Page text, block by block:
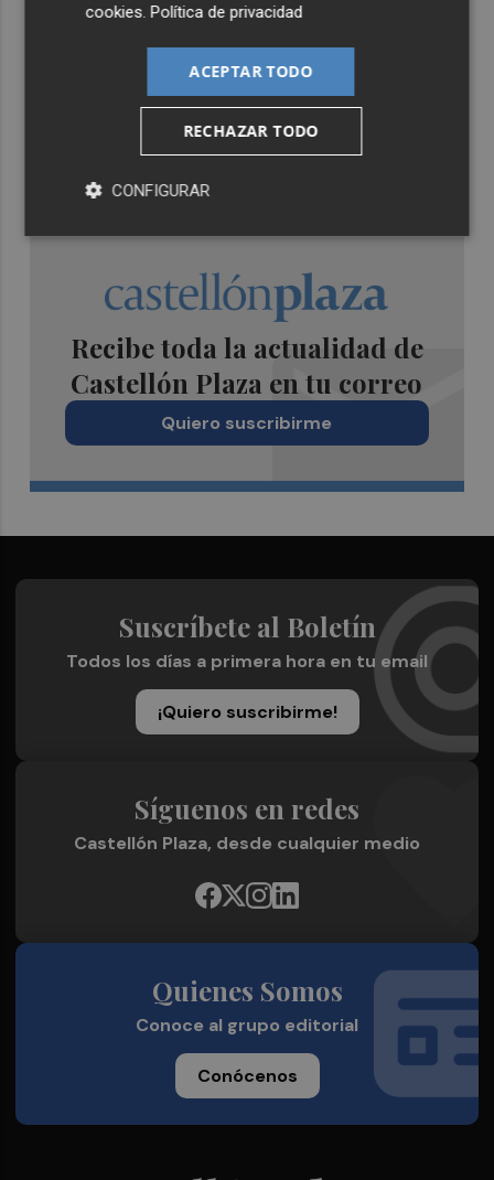
Recibe toda la actualidad de
Castellón Plaza en tu correo
Quiero suscribirme
Suscríbete al Boletín
Todos los días a primera hora en tu email
¡Quiero suscribirme!
Síguenos en redes
Castellón Plaza, desde cualquier medio
Quienes Somos
Conoce al grupo editorial
Conócenos
cookies .Política de privacidad
ACEPTAR TODO
RECHAZAR TODO
CONFIGURAR